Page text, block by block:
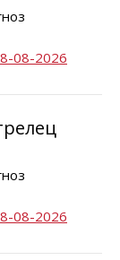
08-2026
08-2026